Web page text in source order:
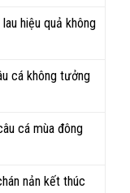
hiệu quả không
cá không tưởng
cá mùa đông
nản kết thúc